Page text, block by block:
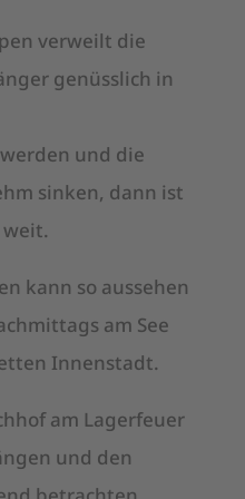
verweilt die
genüsslich in
und die
sinken, dann ist
kann so aussehen
am See
Innenstadt.
am Lagerfeuer
und den